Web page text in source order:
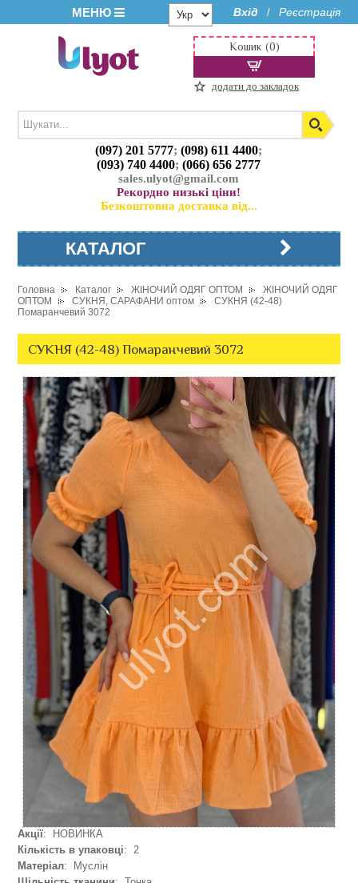
МЕНЮ Вхід / Реєстрація
(097) 201 5777;(098) 611 4400;
(093) 740 4400;(066) 656 2777
sales.ulyot@gmail.com
Рекордно низькі ціни!
Безкоштовна доставка від...
Кошик (0)
додати до закладок
КАТАЛОГ
Головна Каталог ЖІНОЧИЙ ОДЯГ ОПТОМ
ЖІНОЧИЙ ОДЯГ
ОПТОМ
СУКНЯ, САРАФАНИ оптом
СУКНЯ (42-48)
Помаранчевий 3072
СУКНЯ (42-48) Помаранчевий 3072
Акції: НОВИНКА
Кількість в упаковці: 2
Матеріал: Муслін